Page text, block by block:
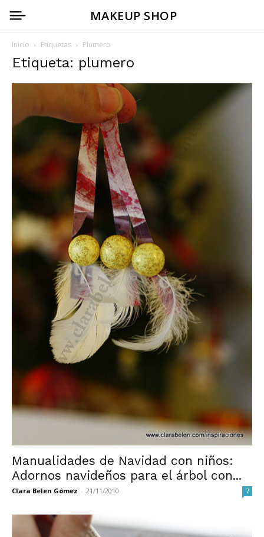
MAKEUP SHOP
Inicio Etiquetas Plumero
Etiqueta: plumero
Manualidades de Navidad con niños:
Adornos navideños para el árbol con...
Clara Belen Gómez - 21/11/2010 7